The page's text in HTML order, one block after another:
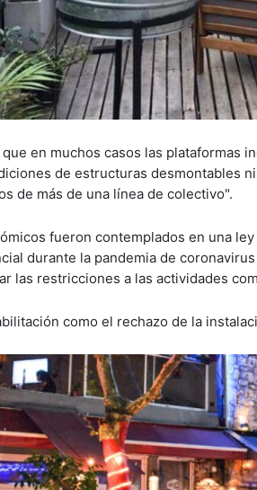
en muchos casos las plataformas
de estructuras desmontables
de más de una línea de colectivo".
fueron contemplados en una
durante la pandemia de
las restricciones a las actividades
como el rechazo de la